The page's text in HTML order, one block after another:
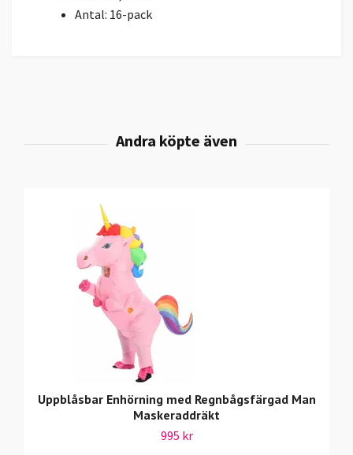
Antal: 16-pack
Uppblåsbar Enhörning med Regnbågsfärgad Man
Maskeraddräkt
995 kr